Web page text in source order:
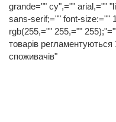
grande="" cy",="" arial,=""
sans-serif;="" font-size:=""
rgb(255,="" 255,=""
товарів
споживачів"